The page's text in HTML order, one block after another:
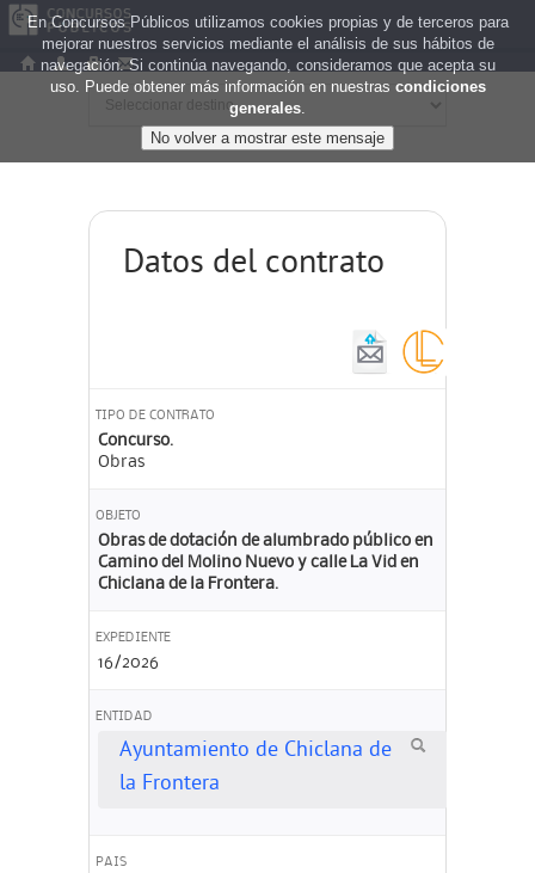
Datos del contrato
TIPO DE CONTRATO
Concurso.
Obras
OBJETO
Obras de dotación de alumbrado público en
Camino del Molino Nuevo y calle La Vid en
Chiclana de la Frontera.
EXPEDIENTE
16/2026
ENTIDAD
Ayuntamiento de Chiclana de
la Frontera
PAIS
En Concursos Públicos utilizamos cookies propias y de terceros para
mejorar nuestros servicios mediante el análisis de sus hábitos de
navegación. Si continúa navegando, consideramos que acepta su
uso. Puede obtener más información en nuestras condiciones
generales.